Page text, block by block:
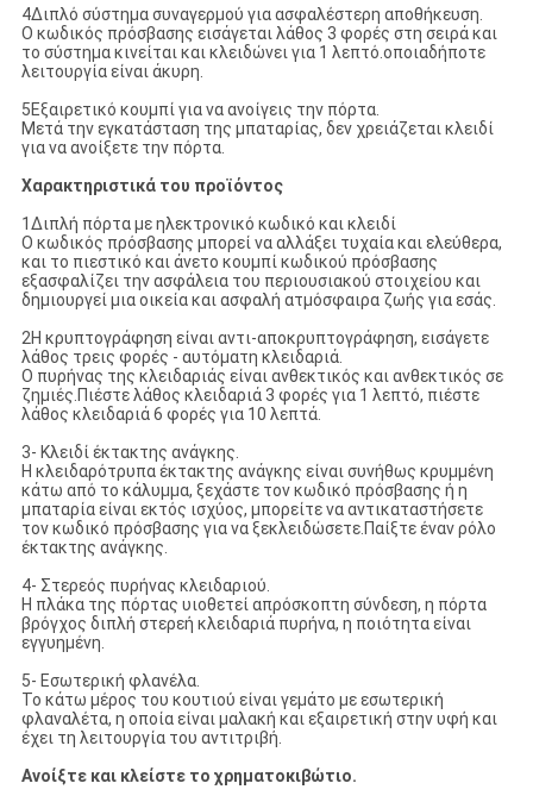
4Διπλό σύστημα συναγερμού για ασφαλέστερη αποθήκευση.
Ο κωδικός πρόσβασης εισάγεται λάθος 3 φορές στη σειρά και
το σύστημα κινείται και κλειδώνει για 1 λεπτό.οποιαδήποτε
λειτουργία είναι άκυρη.
5Εξαιρετικό κουμπί για να ανοίγεις την πόρτα.
Μετά την εγκατάσταση της μπαταρίας, δεν χρειάζεται κλειδί
για να ανοίξετε την πόρτα.
Χαρακτηριστικά του προϊόντος
1Διπλή πόρτα με ηλεκτρονικό κωδικό και κλειδί
Ο κωδικός πρόσβασης μπορεί να αλλάξει τυχαία και ελεύθερα,
και το πιεστικό και άνετο κουμπί κωδικού πρόσβασης
εξασφαλίζει την ασφάλεια του περιουσιακού στοιχείου και
δημιουργεί μια οικεία και ασφαλή ατμόσφαιρα ζωής για εσάς.
2Η κρυπτογράφηση είναι αντι-αποκρυπτογράφηση, εισάγετε
λάθος τρεις φορές - αυτόματη κλειδαριά.
Ο πυρήνας της κλειδαριάς είναι ανθεκτικός και ανθεκτικός σε
ζημιές.Πιέστε λάθος κλειδαριά 3 φορές για 1 λεπτό, πιέστε
λάθος κλειδαριά 6 φορές για 10 λεπτά.
3- Κλειδί έκτακτης ανάγκης.
Η κλειδαρότρυπα έκτακτης ανάγκης είναι συνήθως κρυμμένη
κάτω από το κάλυμμα, ξεχάστε τον κωδικό πρόσβασης ή η
μπαταρία είναι εκτός ισχύος, μπορείτε να αντικαταστήσετε
τον κωδικό πρόσβασης για να ξεκλειδώσετε.Παίξτε έναν ρόλο
έκτακτης ανάγκης.
4- Στερεός πυρήνας κλειδαριού.
Η πλάκα της πόρτας υιοθετεί απρόσκοπτη σύνδεση, η πόρτα
βρόγχος διπλή στερεή κλειδαριά πυρήνα, η ποιότητα είναι
εγγυημένη.
5- Εσωτερική φλανέλα.
Το κάτω μέρος του κουτιού είναι γεμάτο με εσωτερική
φλαναλέτα, η οποία είναι μαλακή και εξαιρετική στην υφή και
έχει τη λειτουργία του αντιτριβή.
Ανοίξτε και κλείστε το χρηματοκιβώτιο.